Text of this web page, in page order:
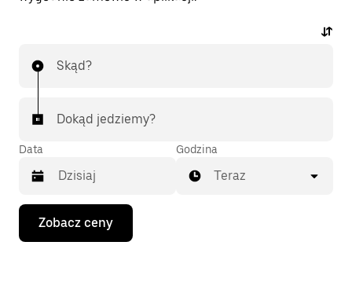
Skąd?
Dokąd jedziemy?
Data
Naciśnij
klawisz
strzałki
Godzina
Teraz
Zobacz ceny